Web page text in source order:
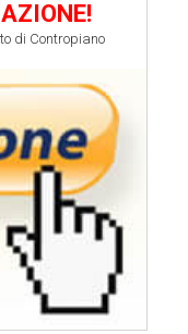
di Contropiano